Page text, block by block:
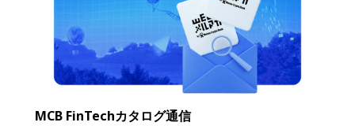
MCB FinTechカタログ通信